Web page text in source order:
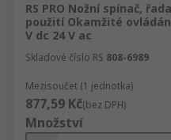
RS PRO Nožní spínač,
použití Okamžité
V dc 24 V ac
Skladové číslo RS 808-6989
Mezisoučet (1 jednotka)
877,59 Kč(bez DPH)
Množství